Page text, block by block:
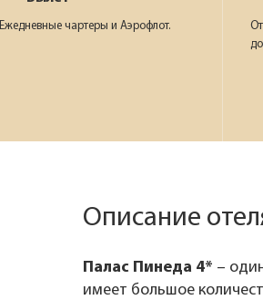
Ежедневные чартеры и Аэрофлот.
Описание
Палас Пинеда 4* –
имеет большое